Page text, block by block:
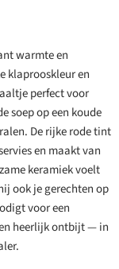
warmte en
klaprooskleur en
perfect voor
soep op een koude
De rijke rode tint
en maakt van
keramiek voelt
ook je gerechten op
voor een
heerlijk ontbijt — in